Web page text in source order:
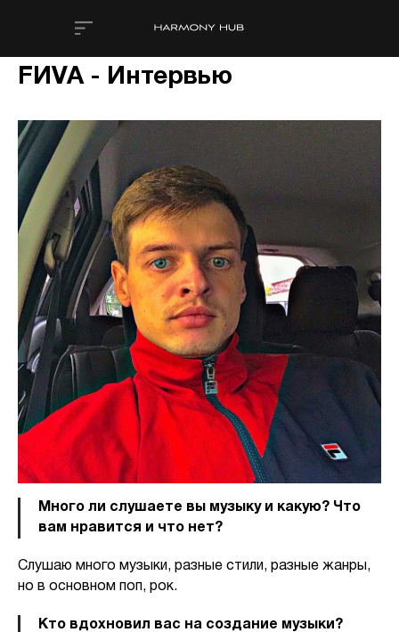
FИVA - Интервью
Много ли слушаете вы музыку и какую? Что
вам нравится и что нет?
Слушаю много музыки, разные стили, разные жанры,
но в основном поп, рок.
Кто вдохновил вас на создание музыки?